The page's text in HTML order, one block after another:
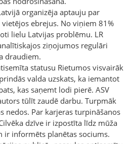
organizēja aptauju par
ebrejus. No viņiem 81%
lielu Latvijas problēmu. LR
ziņojumos regulāri
draudiem.
statusu Rietumos visvairāk
valda uzskats, ka iemantot
kas saņemt lodi pierē. ASV
tūlīt zaudē darbu. Turpmāk
nedos. Par karjeras turpināšanos
dzīve ir izpostīta līdz mūža
ir informēts planētas sociums.